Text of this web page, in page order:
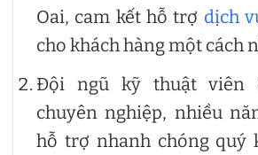
Oai, cam kết hỗ trợ dịch
cho khách hàng một cách
Đội ngũ kỹ thuật viên
chuyên nghiệp, nhiều
hỗ trợ nhanh chóng quý